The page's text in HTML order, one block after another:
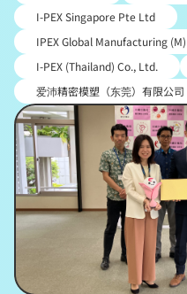
I-PEX Singapore Pte Ltd
IPEX Global Manufacturing
I-PEX (Thailand) Co., Ltd.
爱沛精密模塑（东莞）有限公司